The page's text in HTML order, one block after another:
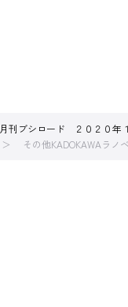
月刊ブシロード ２０２０年
その他KADOKAWAラノ